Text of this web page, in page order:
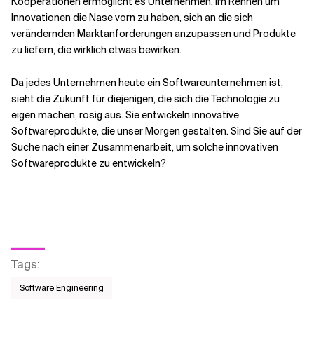
Innovationen die Nase vorn zu haben, sich an die sich
verändernden Marktanforderungen anzupassen und Produkte
zu liefern, die wirklich etwas bewirken.
Da jedes Unternehmen heute ein Softwareunternehmen ist,
sieht die Zukunft für diejenigen, die sich die Technologie zu
eigen machen, rosig aus. Sie entwickeln innovative
Softwareprodukte, die unser Morgen gestalten. Sind Sie auf der
Suche nach einer Zusammenarbeit, um solche innovativen
Softwareprodukte zu entwickeln?
Tags:
Software Engineering